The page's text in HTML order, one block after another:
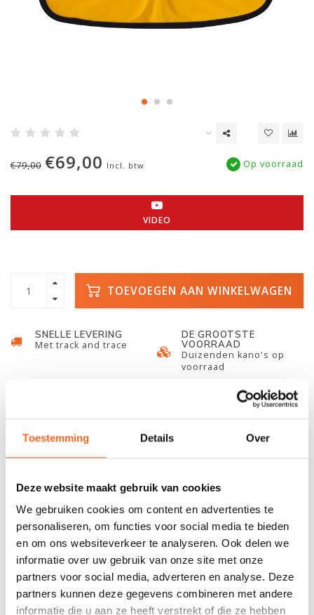
Toestemming Details Over
Deze website maakt gebruik van cookies
We gebruiken cookies om content en advertenties te
personaliseren, om functies voor social media te bieden
en om ons websiteverkeer te analyseren. Ook delen we
informatie over uw gebruik van onze site met onze
partners voor social media, adverteren en analyse. Deze
partners kunnen deze gegevens combineren met andere
informatie die u aan ze heeft verstrekt of die ze hebben
€79,00 €69,00 Incl. btw Op voorraad
VIDEO
TOEVOEGEN AAN WINKELWAGEN
SNELLE LEVERING
Met track and trace
DE GROOTSTE
VOORRAAD
Duizenden kano's op
voorraad
PROEFVAART
Bij onze showroom
INFORMATIE
Extra lichtgewicht, prestatiecomfortkussen voor de peddelaar
die gewoon iets extra's tussen lichaam en boot wil. De Skwoosh
Kayak-pad gebruikt gefluïdiseerde gel om de druk op de
zitbeenderen te verlichten en helpt om gevoelloosheid te
elimineren. Het unieke ontwerp is voorzien van een
wrijvingsarme bovenstof voor soepel peddelen en een super